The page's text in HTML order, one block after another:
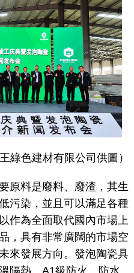
色建材有限公司供圖）
料是廢料、廢渣，其生
污染，並且可以滿足各種
作為全面取代國內市場上
，具有非常廣闊的市場空
來發展方向。發泡陶瓷具